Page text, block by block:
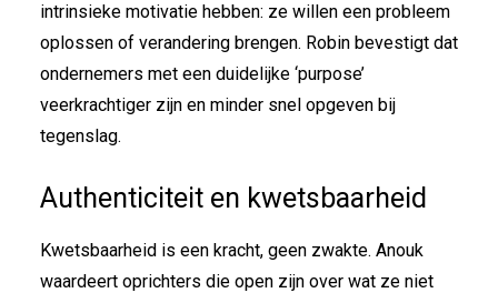
intrinsieke motivatie hebben: ze willen een probleem
oplossen of verandering brengen. Robin bevestigt dat
ondernemers met een duidelijke ‘purpose’
veerkrachtiger zijn en minder snel opgeven bij
tegenslag.
Authenticiteit en kwetsbaarheid
Kwetsbaarheid is een kracht, geen zwakte. Anouk
waardeert oprichters die open zijn over wat ze niet